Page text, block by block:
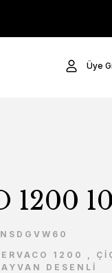
Üye
1200
1200 ,
DESENLİ